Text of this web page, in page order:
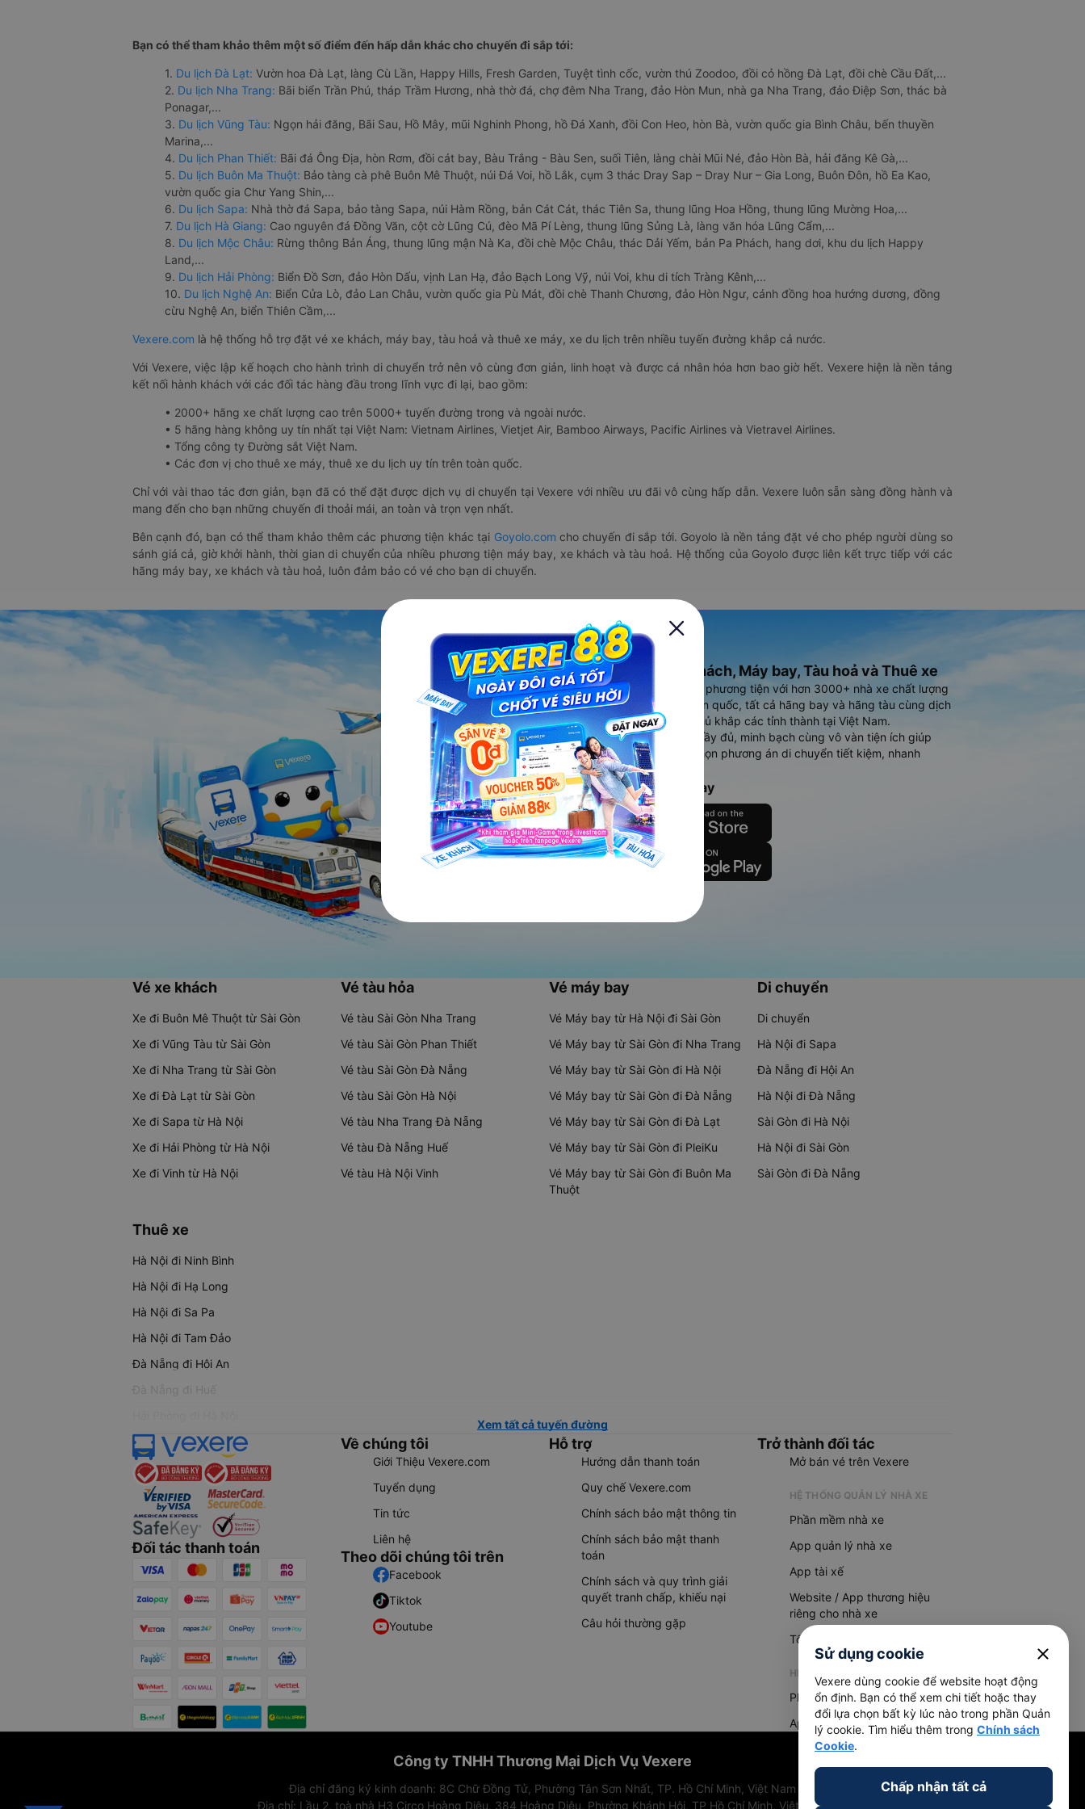
Bạn có thể tham khảo thêm một số điểm đến hấp dẫn khác cho chuyến đi sắp tới:
1. Du lịch Đà Lạt: Vườn hoa Đà Lạt, làng Cù Lần, Happy Hills, Fresh Garden, Tuyệt tình cốc, vườn thú Zoodoo, đồi cỏ hồng Đà Lạt, đồi chè Cầu Đất,...
2. Du lịch Nha Trang: Bãi biển Trần Phú, tháp Trầm Hương, nhà thờ đá, chợ đêm Nha Trang, đảo Hòn Mun, nhà ga Nha Trang, đảo Điệp Sơn, thác bà
Ponagar,...
3. Du lịch Vũng Tàu: Ngọn hải đăng, Bãi Sau, Hồ Mây, mũi Nghinh Phong, hồ Đá Xanh, đồi Con Heo, hòn Bà, vườn quốc gia Bình Châu, bến thuyền
Marina,...
4. Du lịch Phan Thiết: Bãi đá Ông Địa, hòn Rơm, đồi cát bay, Bàu Trắng - Bàu Sen, suối Tiên, làng chài Mũi Né, đảo Hòn Bà, hải đăng Kê Gà,...
5. Du lịch Buôn Ma Thuột: Bảo tàng cà phê Buôn Mê Thuột, núi Đá Voi, hồ Lắk, cụm 3 thác Dray Sap – Dray Nur – Gia Long, Buôn Đôn, hồ Ea Kao,
vườn quốc gia Chư Yang Shin,...
6. Du lịch Sapa: Nhà thờ đá Sapa, bảo tàng Sapa, núi Hàm Rồng, bản Cát Cát, thác Tiên Sa, thung lũng Hoa Hồng, thung lũng Mường Hoa,...
7. Du lịch Hà Giang: Cao nguyên đá Đồng Văn, cột cờ Lũng Cú, đèo Mã Pí Lèng, thung lũng Sủng Là, làng văn hóa Lũng Cẩm,...
8. Du lịch Mộc Châu: Rừng thông Bản Áng, thung lũng mận Nà Ka, đồi chè Mộc Châu, thác Dải Yếm, bản Pa Phách, hang dơi, khu du lịch Happy
Land,...
9. Du lịch Hải Phòng: Biển Đồ Sơn, đảo Hòn Dấu, vịnh Lan Hạ, đảo Bạch Long Vỹ, núi Voi, khu di tích Tràng Kênh,...
10. Du lịch Nghệ An: Biển Cửa Lò, đảo Lan Châu, vườn quốc gia Pù Mát, đồi chè Thanh Chương, đảo Hòn Ngư, cánh đồng hoa hướng dương, đồng
cừu Nghệ An, biển Thiên Cầm,...
Vexere.com là hệ thống hỗ trợ đặt vé xe khách, máy bay, tàu hoả và thuê xe máy, xe du lịch trên nhiều tuyến đường khắp cả nước.
Với Vexere, việc lập kế hoạch cho hành trình di chuyển trở nên vô cùng đơn giản, linh hoạt và được cá nhân hóa hơn bao giờ hết. Vexere hiện là nền tảng
kết nối hành khách với các đối tác hàng đầu trong lĩnh vực đi lại, bao gồm:
• 2000+ hãng xe chất lượng cao trên 5000+ tuyến đường trong và ngoài nước.
• 5 hãng hàng không uy tín nhất tại Việt Nam: Vietnam Airlines, Vietjet Air, Bamboo Airways, Pacific Airlines và Vietravel Airlines.
• Tổng công ty Đường sắt Việt Nam.
• Các đơn vị cho thuê xe máy, thuê xe du lịch uy tín trên toàn quốc.
Chỉ với vài thao tác đơn giản, bạn đã có thể đặt được dịch vụ di chuyển tại Vexere với nhiều ưu đãi vô cùng hấp dẫn. Vexere luôn sẵn sàng đồng hành và
mang đến cho bạn những chuyến đi thoải mái, an toàn và trọn vẹn nhất.
Bên cạnh đó, bạn có thể tham khảo thêm các phương tiện khác tại Goyolo.com cho chuyến đi sắp tới. Goyolo là nền tảng đặt vé cho phép người dùng so
sánh giá cả, giờ khởi hành, thời gian di chuyển của nhiều phương tiện máy bay, xe khách và tàu hoả. Hệ thống của Goyolo được liên kết trực tiếp với các
hãng máy bay, xe khách và tàu hoả, luôn đảm bảo có vé cho bạn di chuyển.
Ứng dụng đặt vé Xe khách, Máy bay, Tàu hoả và Thuê xe
Vexere - ứng dụng đặt vé đa phương tiện với hơn 3000+ nhà xe chất lượng
cao, 5000+ tuyến đường toàn quốc, tất cả hãng bay và hãng tàu cùng dịch
vụ thuê xe máy, xe du lịch phủ khắp các tỉnh thành tại Việt Nam.
Ứng dụng hiển thị thông tin đầy đủ, minh bạch cùng vô vàn tiện ích giúp
người dùng so sánh và lựa chọn phương án di chuyển tiết kiệm, nhanh
chóng và phù hợp nhất.
Tải ứng dụng Vexere ngay
Vé xe khách
Xe đi Buôn Mê Thuột từ Sài Gòn
Xe đi Vũng Tàu từ Sài Gòn
Xe đi Nha Trang từ Sài Gòn
Xe đi Đà Lạt từ Sài Gòn
Xe đi Sapa từ Hà Nội
Xe đi Hải Phòng từ Hà Nội
Xe đi Vinh từ Hà Nội
Vé tàu hỏa
Vé tàu Sài Gòn Nha Trang
Vé tàu Sài Gòn Phan Thiết
Vé tàu Sài Gòn Đà Nẵng
Vé tàu Sài Gòn Hà Nội
Vé tàu Nha Trang Đà Nẵng
Vé tàu Đà Nẵng Huế
Vé tàu Hà Nội Vinh
Vé máy bay
Vé Máy bay từ Hà Nội đi Sài Gòn
Vé Máy bay từ Sài Gòn đi Nha Trang
Vé Máy bay từ Sài Gòn đi Hà Nội
Vé Máy bay từ Sài Gòn đi Đà Nẵng
Vé Máy bay từ Sài Gòn đi Đà Lạt
Vé Máy bay từ Sài Gòn đi PleiKu
Vé Máy bay từ Sài Gòn đi Buôn Ma
Thuột
Di chuyển
Di chuyển
Hà Nội đi Sapa
Đà Nẵng đi Hội An
Hà Nội đi Đà Nẵng
Sài Gòn đi Hà Nội
Hà Nội đi Sài Gòn
Sài Gòn đi Đà Nẵng
Thuê xe
Hà Nội đi Ninh Bình
Hà Nội đi Hạ Long
Hà Nội đi Sa Pa
Hà Nội đi Tam Đảo
Đà Nẵng đi Hội An
Đà Nẵng đi Huế
Xem tất cả tuyến đường
Đối tác thanh toán
Về chúng tôi
Giới Thiệu Vexere.com
Tuyển dụng
Tin tức
Liên hệ
Theo dõi chúng tôi trên
Facebook
Tiktok
Youtube
Hỗ trợ
Hướng dẫn thanh toán
Quy chế Vexere.com
Chính sách bảo mật thông tin
Chính sách bảo mật thanh
toán
Chính sách và quy trình giải
quyết tranh chấp, khiếu nại
Câu hỏi thường gặp
Trở thành đối tác
Mở bán vé trên Vexere
HỆ THỐNG QUẢN LÝ NHÀ XE
Phần mềm nhà xe
App quản lý nhà xe
App tài xế
Website / App thương hiệu
riêng cho nhà xe
Tổng đài AI
HỆ THỐNG QUẢN LÝ HÀNG HOÁ
Phần mềm quản lý hàng hoá
App quản lý hàng hoá
Công ty TNHH Thương Mại Dịch Vụ Vexere
Địa chỉ đăng ký kinh doanh: 8C Chữ Đồng Tử, Phường Tân Sơn Nhất, TP. Hồ Chí Minh, Việt Nam
Địa chỉ: Lầu 2, toà nhà H3 Circo Hoàng Diệu, 384 Hoàng Diệu, Phường Khánh Hội, TP Hồ Chí Minh, Việt Nam
Sử dụng cookie close
Vexere dùng cookie để website hoạt động
ổn định. Bạn có thể xem chi tiết hoặc thay
đổi lựa chọn bất kỳ lúc nào trong phần Quản
lý cookie. Tìm hiểu thêm trong Chính sách
Cookie.
Chấp nhận tất cả